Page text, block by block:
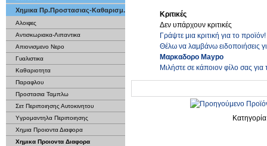
Χημικα Πρ.Προστασιας-Καθαρισμ.
Αλοιφες
Αντισκωριακα-Λιπαντικα
Απιονισμενο Νερο
Γυαλιστικα
Καθαριοτητα
Παραφλου
Προστασια Ταμπλω
Σετ Περιποιησης Αυτοκινητου
Υγρομαντηλα Περιποιησης
Χημια Προιοντα Διαφορα
Χημικα Προιοντα Διαφορα
Κριτικές
Δεν υπάρχουν κριτικές
Γράψτε μια κριτική για το προϊόν!
Θέλω να λαμβάνω ειδοποιήσεις
Μαρκαδορο Maypo
Μιλήστε σε κάποιον φίλο σας για